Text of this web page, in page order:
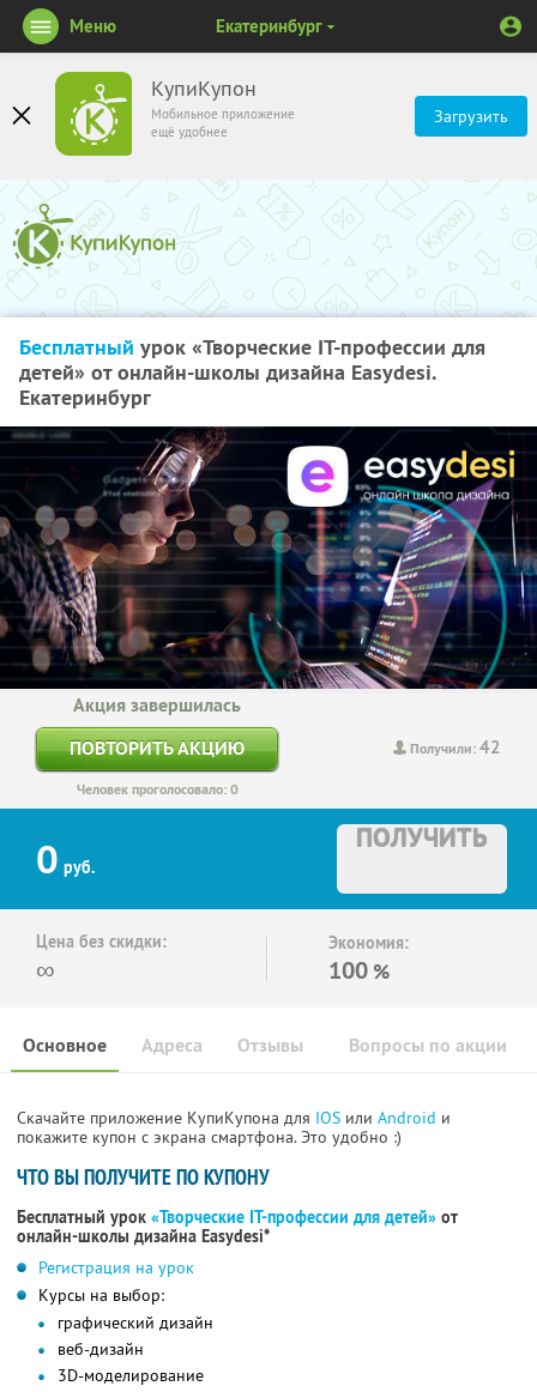
КупиКупон
Мобильное приложение
ещё удобнее
Загрузить
Меню Екатеринбург
Бесплатный урок «Творческие IT-профессии для
детей» от онлайн-школы дизайна Easydesi.
Екатеринбург
Получили:42
Акция завершилась
ПОВТОРИТЬ АКЦИЮ
Человек проголосовало: 0
0 руб.
ПОЛУЧИТЬ
Цена без скидки:
∞
Экономия:
100 %
Основное Отзывы Вопросы по акции
Адреса
Скачайте приложение КупиКупона для IOS или Android и
покажите купон с экрана смартфона. Это удобно :)
ЧТО ВЫ ПОЛУЧИТЕ ПО КУПОНУ
Бесплатный урок «Творческие IT-профессии для детей» от
онлайн-школы дизайна Easydesi*
Регистрация на урок
Курсы на выбор:
графический дизайн
веб-дизайн
3D-моделирование